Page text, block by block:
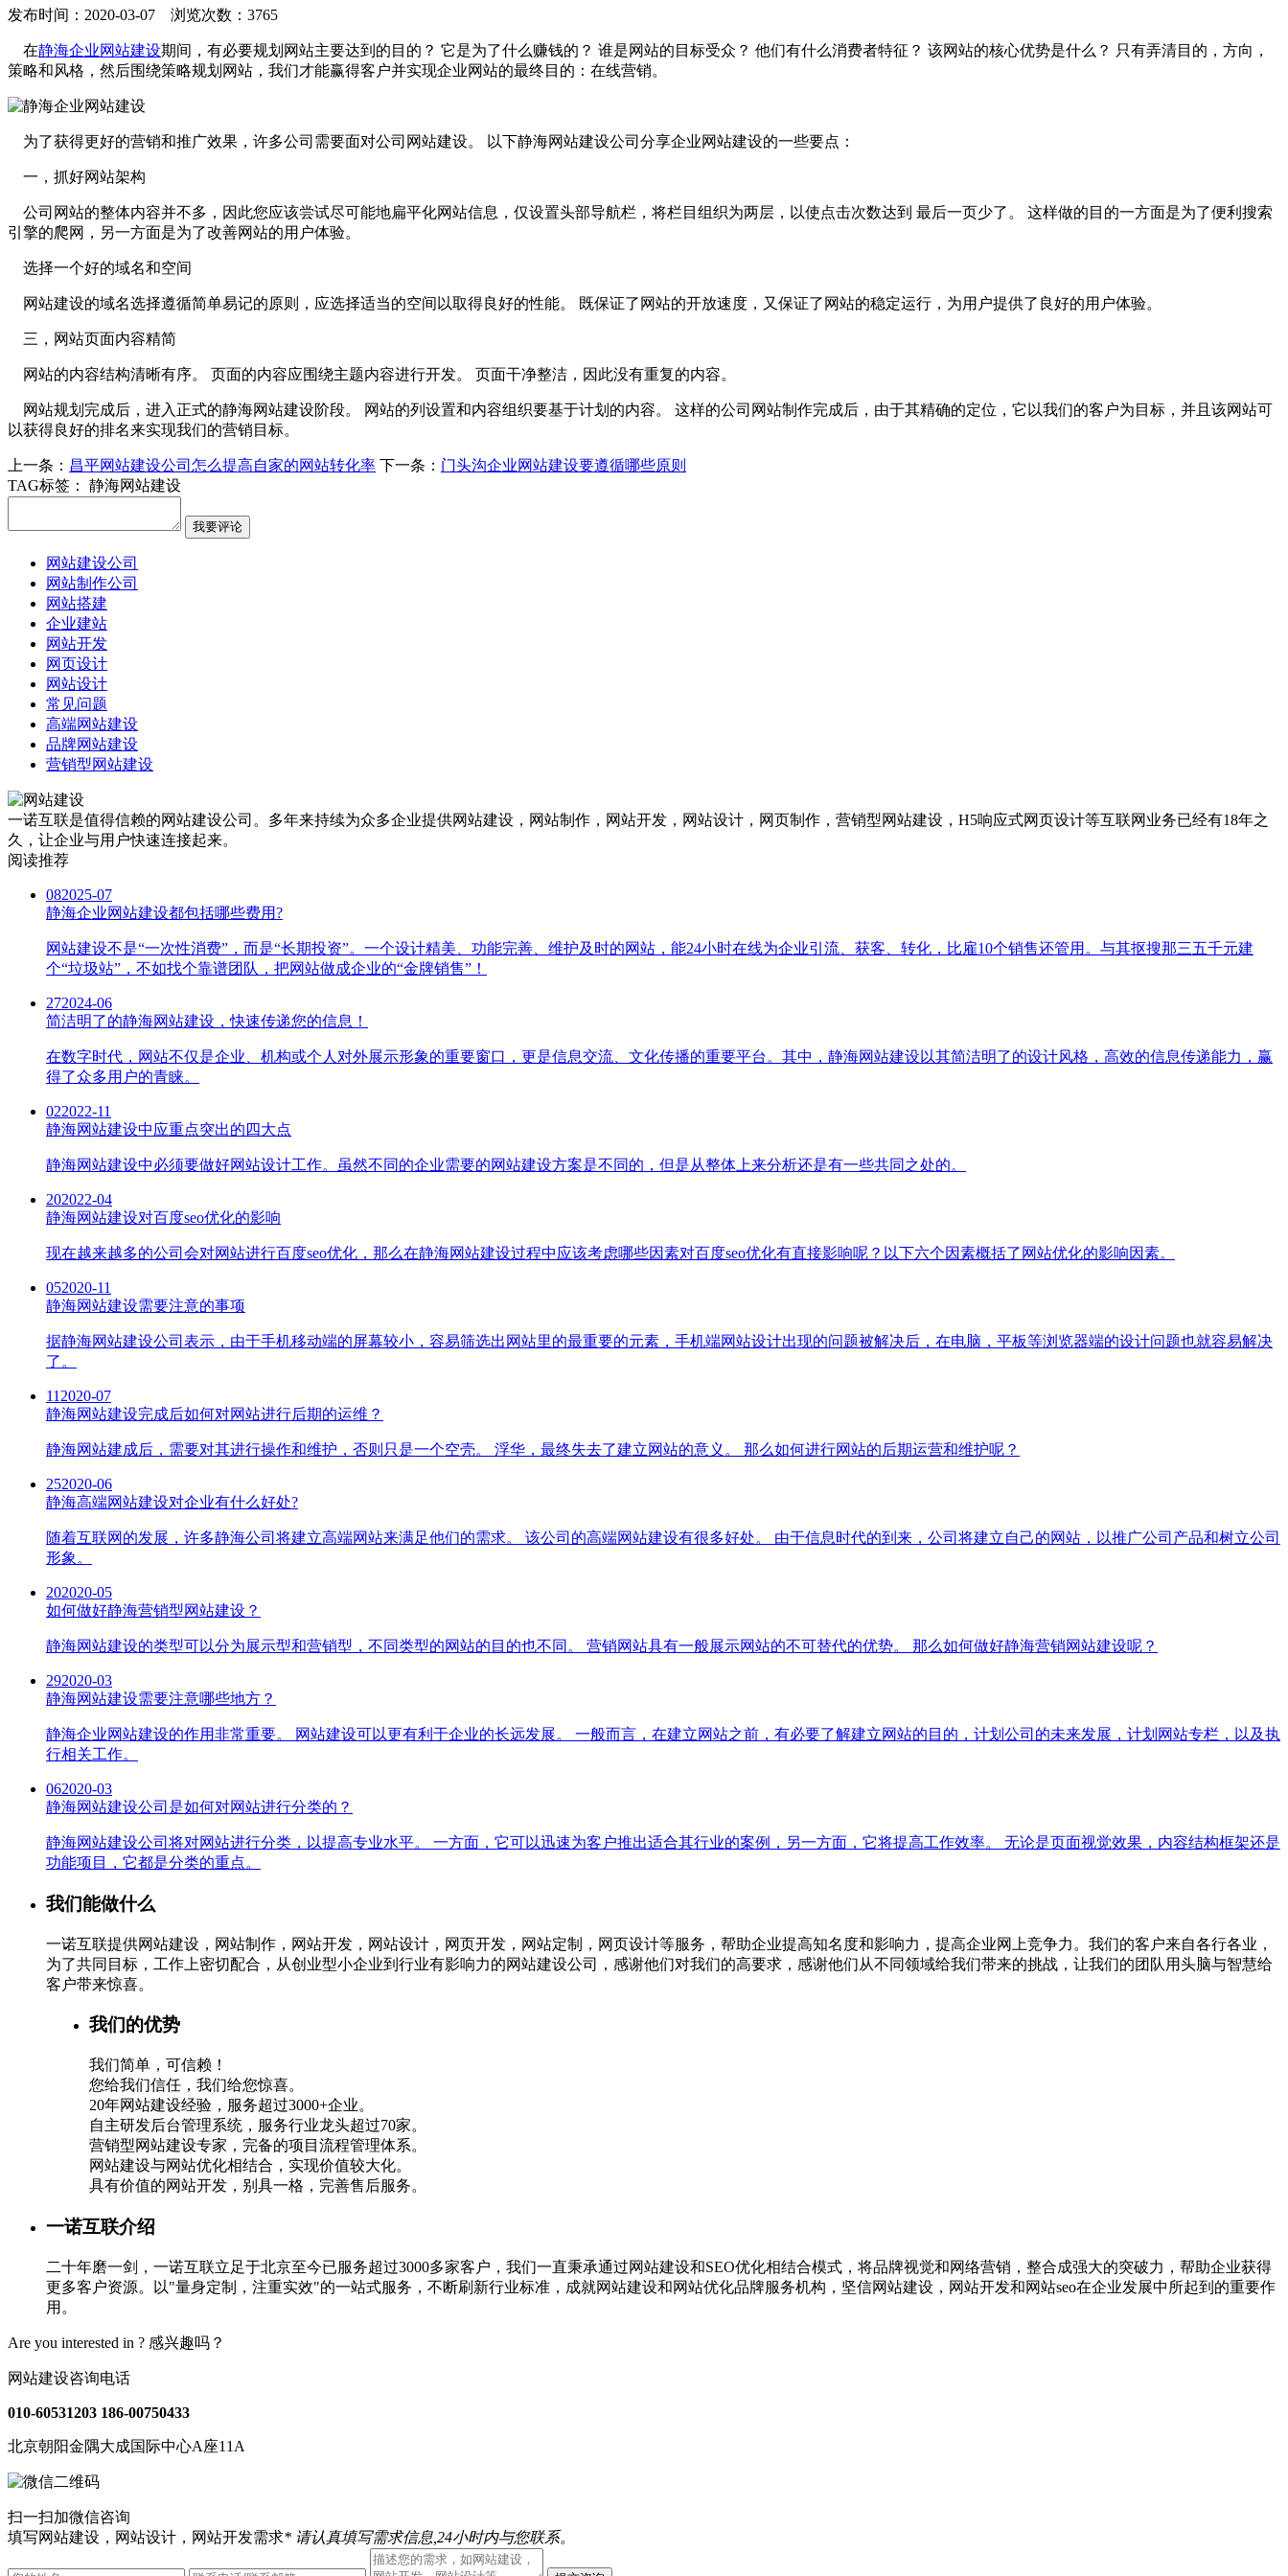
发布时间：2020-03-07 浏览次数：3765
在静海企业网站建设期间，有必要规划网站主要达到的目的？ 它是为了什么赚钱的？ 谁是网站的目标受众？ 他们有什么消费者特征？ 该网站的核心优势是什么？ 只有弄清目的，方向，
策略和风格，然后围绕策略规划网站，我们才能赢得客户并实现企业网站的最终目的：在线营销。
为了获得更好的营销和推广效果，许多公司需要面对公司网站建设。 以下静海网站建设公司分享企业网站建设的一些要点：
一，抓好网站架构
公司网站的整体内容并不多，因此您应该尝试尽可能地扁平化网站信息，仅设置头部导航栏，将栏目组织为两层，以使点击次数达到 最后一页少了。 这样做的目的一方面是为了便利搜索
引擎的爬网，另一方面是为了改善网站的用户体验。
选择一个好的域名和空间
网站建设的域名选择遵循简单易记的原则，应选择适当的空间以取得良好的性能。 既保证了网站的开放速度，又保证了网站的稳定运行，为用户提供了良好的用户体验。
三，网站页面内容精简
网站的内容结构清晰有序。 页面的内容应围绕主题内容进行开发。 页面干净整洁，因此没有重复的内容。
网站规划完成后，进入正式的静海网站建设阶段。 网站的列设置和内容组织要基于计划的内容。 这样的公司网站制作完成后，由于其精确的定位，它以我们的客户为目标，并且该网站可
以获得良好的排名来实现我们的营销目标。
上一条： 昌平网站建设公司怎么提高自家的网站转化率 下一条： 门头沟企业网站建设要遵循哪些原则
TAG标签：
静海网站建设
网站建设公司
网站制作公司
网站搭建
企业建站
网站开发
网页设计
网站设计
常见问题
高端网站建设
品牌网站建设
营销型网站建设
一诺互联是值得信赖的网站建设公司。多年来持续为众多企业提供网站建设，网站制作，网站开发，网站设计，网页制作，营销型网站建设，H5响应式网页设计等互联网业务已经有18年之
久，让企业与用户快速连接起来。
阅读推荐
082025-07
静海企业网站建设都包括哪些费用?
网站建设不是“一次性消费”，而是“长期投资”。一个设计精美、功能完善、维护及时的网站，能24小时在线为企业引流、获客、转化，比雇10个销售还管用。与其抠搜那三五千元建
个“垃圾站”，不如找个靠谱团队，把网站做成企业的“金牌销售”！
272024-06
简洁明了的静海网站建设，快速传递您的信息！
在数字时代，网站不仅是企业、机构或个人对外展示形象的重要窗口，更是信息交流、文化传播的重要平台。其中，静海网站建设以其简洁明了的设计风格，高效的信息传递能力，赢
得了众多用户的青睐。
022022-11
静海网站建设中应重点突出的四大点
静海网站建设中必须要做好网站设计工作。虽然不同的企业需要的网站建设方案是不同的，但是从整体上来分析还是有一些共同之处的。
202022-04
静海网站建设对百度seo优化的影响
现在越来越多的公司会对网站进行百度seo优化，那么在静海网站建设过程中应该考虑哪些因素对百度seo优化有直接影响呢？以下六个因素概括了网站优化的影响因素。
052020-11
静海网站建设需要注意的事项
据静海网站建设公司表示，由于手机移动端的屏幕较小，容易筛选出网站里的最重要的元素，手机端网站设计出现的问题被解决后，在电脑，平板等浏览器端的设计问题也就容易解决
了。
11 2020-07
静海网站建设完成后如何对网站进行后期的运维？
静海网站建成后，需要对其进行操作和维护，否则只是一个空壳。 浮华，最终失去了建立网站的意义。 那么如何进行网站的后期运营和维护呢？
252020-06
静海高端网站建设对企业有什么好处?
随着互联网的发展，许多静海公司将建立高端网站来满足他们的需求。 该公司的高端网站建设有很多好处。 由于信息时代的到来，公司将建立自己的网站，以推广公司产品和树立公司
形象。
202020-05
如何做好静海营销型网站建设？
静海网站建设的类型可以分为展示型和营销型，不同类型的网站的目的也不同。 营销网站具有一般展示网站的不可替代的优势。 那么如何做好静海营销网站建设呢？
292020-03
静海网站建设需要注意哪些地方？
静海企业网站建设的作用非常重要。 网站建设可以更有利于企业的长远发展。 一般而言，在建立网站之前，有必要了解建立网站的目的，计划公司的未来发展，计划网站专栏，以及执
行相关工作。
062020-03
静海网站建设公司是如何对网站进行分类的？
静海网站建设公司将对网站进行分类，以提高专业水平。 一方面，它可以迅速为客户推出适合其行业的案例，另一方面，它将提高工作效率。 无论是页面视觉效果，内容结构框架还是
功能项目，它都是分类的重点。
我们能做什么
一诺互联提供网站建设，网站制作，网站开发，网站设计，网页开发，网站定制，网页设计等服务，帮助企业提高知名度和影响力，提高企业网上竞争力。我们的客户来自各行各业，
为了共同目标，工作上密切配合，从创业型小企业到行业有影响力的网站建设公司，感谢他们对我们的高要求，感谢他们从不同领域给我们带来的挑战，让我们的团队用头脑与智慧给
客户带来惊喜。
我们的优势
我们简单，可信赖！
您给我们信任，我们给您惊喜。
20年网站建设经验，服务超过3000+企业。
自主研发后台管理系统，服务行业龙头超过70家。
营销型网站建设专家，完备的项目流程管理体系。
网站建设与网站优化相结合，实现价值较大化。
具有价值的网站开发，别具一格，完善售后服务。
一诺互联介绍
二十年磨一剑，一诺互联立足于北京至今已服务超过3000多家客户，我们一直秉承通过网站建设和SEO优化相结合模式，将品牌视觉和网络营销，整合成强大的突破力，帮助企业获得
更多客户资源。以"量身定制，注重实效"的一站式服务，不断刷新行业标准，成就网站建设和网站优化品牌服务机构，坚信网站建设，网站开发和网站seo在企业发展中所起到的重要作
用。
Are you interested in ? 感兴趣吗？
网站建设咨询电话
010-60531203 186-00750433
北京朝阳金隅大成国际中心A座11A
扫一扫加微信咨询
填写网站建设，网站设计，网站开发需求* 请认真填写需求信息,24小时内与您联系。